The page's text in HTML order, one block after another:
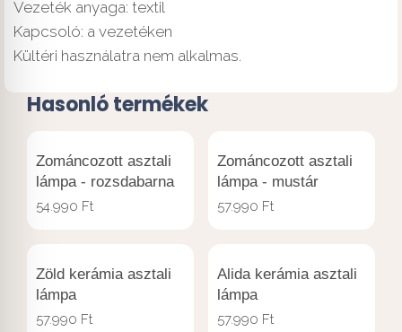
Vezeték anyaga: textil
Kapcsoló: a vezetéken
Kültéri használatra nem alkalmas.
Hasonló termékek
Zománcozott asztali
lámpa - rozsdabarna
54.990 Ft
Zománcozott asztali
lámpa - mustár
57.990 Ft
Zöld kerámia asztali
lámpa
57.990 Ft
Alida kerámia asztali
lámpa
57.990 Ft